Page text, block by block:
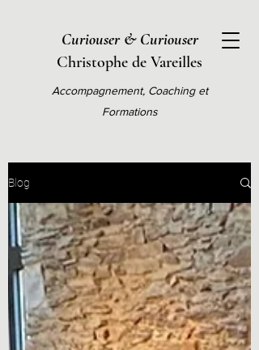
Curiouser & Curiouser
Christophe de Vareilles
Accompagnement, Coaching et
Formations
Blog